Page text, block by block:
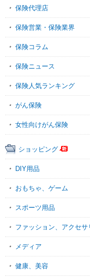
保険代理店
保険営業・保険業界
保険コラム
保険ニュース
保険人気ランキング
がん保険
女性向けがん保険
ショッピング
DIY用品
おもちゃ、ゲーム
スポーツ用品
ファッション、アクセサ
メディア
健康、美容